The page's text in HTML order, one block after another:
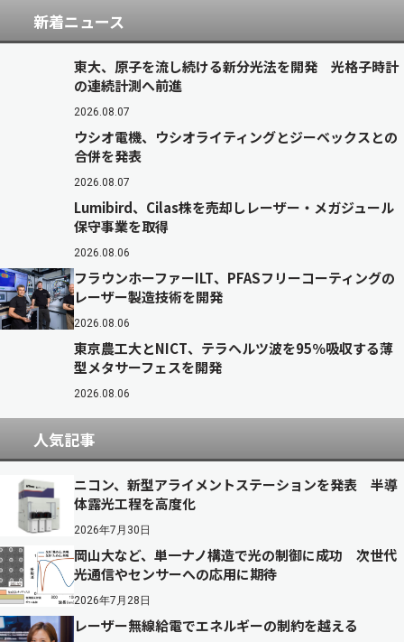
新着ニュース
東大、原子を流し続ける新分光法を開発 光格子時計
の連続計測へ前進
2026.08.07
ウシオ電機、ウシオライティングとジーベックスとの
合併を発表
2026.08.07
Lumibird、Cilas株を売却しレーザー・メガジュール
保守事業を取得
2026.08.06
フラウンホーファーILT、PFASフリーコーティングの
レーザー製造技術を開発
2026.08.06
東京農工大とNICT、テラヘルツ波を95％吸収する薄
型メタサーフェスを開発
2026.08.06
人気記事
ニコン、新型アライメントステーションを発表 半導
体露光工程を高度化
2026年7月30日
岡山大など、単一ナノ構造で光の制御に成功 次世代
光通信やセンサーへの応用に期待
2026年7月28日
レーザー無線給電でエネルギーの制約を越える